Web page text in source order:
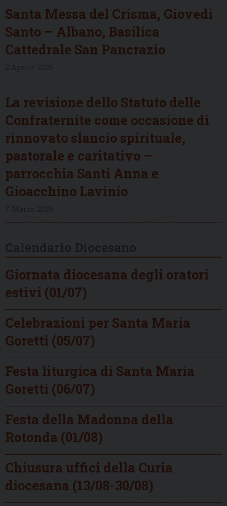
Santa Messa del Crisma, Giovedì
Santo – Albano, Basilica
Cattedrale San Pancrazio
La revisione dello Statuto delle
Confraternite come occasione di
rinnovato slancio spirituale,
pastorale e caritativo –
parrocchia Santi Anna e
Gioacchino Lavinio
Giornata diocesana degli oratori
estivi (01/07)
Celebrazioni per Santa Maria
Goretti (05/07)
Festa liturgica di Santa Maria
Goretti (06/07)
Festa della Madonna della
Rotonda (01/08)
Chiusura uffici della Curia
diocesana (13/08-30/08)